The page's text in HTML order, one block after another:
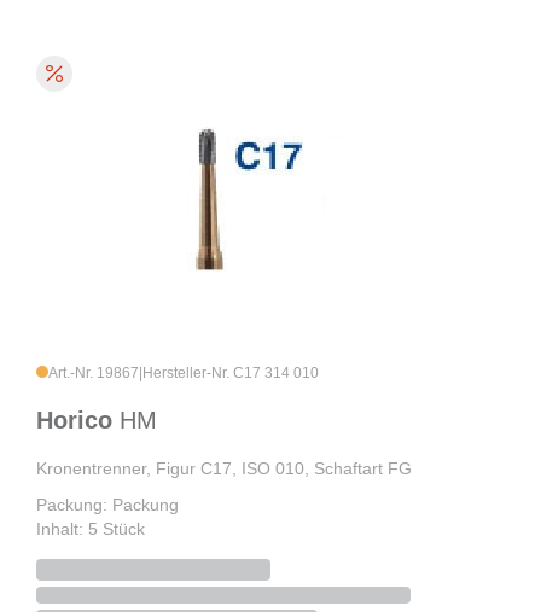
Art.-Nr. 19867 Hersteller-Nr. C17 314 010
Horico HM
Kronentrenner, Figur C17, ISO 010, Schaftart FG
Packung: Packung
Inhalt: 5 Stück